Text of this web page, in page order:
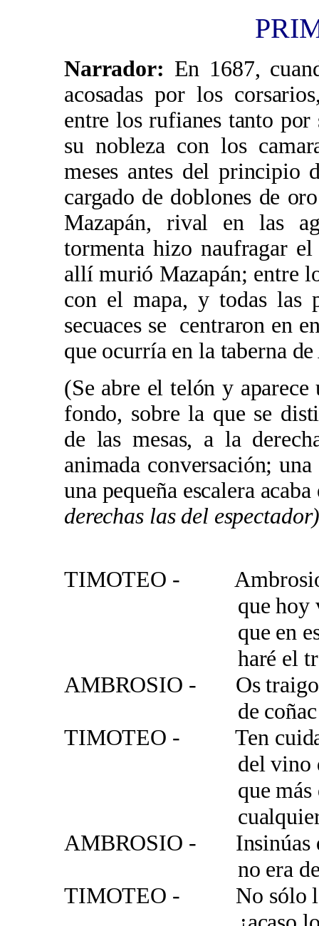
Narrador: En 1687,
acosadas por los
entre los rufianes tanto
su nobleza con los
meses antes del principio
cargado de doblones de
Mazapán, rival en las
tormenta hizo naufragar
allí murió Mazapán; entre
con el mapa, y todas las
secuaces se centraron en
que ocurría en la taberna
(Se abre el telón y
fondo, sobre la que se
de las mesas, a la
animada conversación;
una pequeña escalera
derechas las del
TIMOTEO - Ambrosio
que hoy va a
que en esta
haré el trato
AMBROSIO - Os traigo
de coñac de
TIMOTEO - Ten
del vino del
que más que
cualquier otra
AMBROSIO - Insinúas
no era de gran
TIMOTEO - No sólo lo